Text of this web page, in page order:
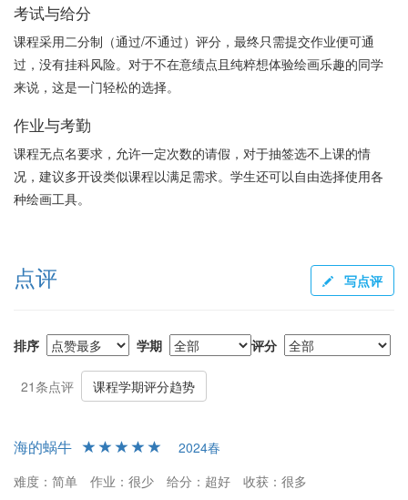
考试与给分
课程采用二分制（通过/不通过）评分，最终只需提交作业便可通
过，没有挂科风险。对于不在意绩点且纯粹想体验绘画乐趣的同学
来说，这是一门轻松的选择。
作业与考勤
课程无点名要求，允许一定次数的请假，对于抽签选不上课的情
况，建议多开设类似课程以满足需求。学生还可以自由选择使用各
种绘画工具。
点评 写点评
排序 学期 评分
21条点评 课程学期评分趋势
海的蜗牛
2024春
难度：简单
作业：很少 给分：超好
收获：很多